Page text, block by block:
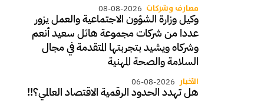
مصارف وشركات 08-08-2026
وكيل وزارة الشؤون الاجتماعية والعمل يزور
عددا من شركات مجموعة هائل سعيد أنعم
وشركاه ويشيد بتجربتها المتقدمة في مجال
السلامة والصحة المهنية
الأخبار 06-08-2026
هل تهدد الحدود الرقمية الاقتصاد العالمي؟!!